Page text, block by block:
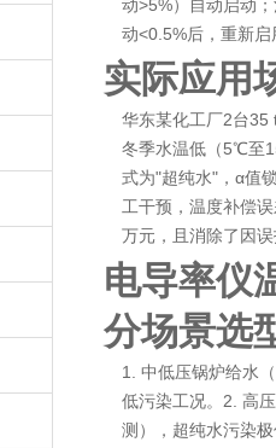
动>5%）自动启动
动<0.5%后，重新
实际应用
华东某化工厂2台35
冬季水温低（5℃至
式为"超纯水"，α值
工干预，温度补偿
万元，且消除了因
电导率仪
分场景选
1. 中低压锅炉给水
低污染工况。2. 高
测），超纯水污染